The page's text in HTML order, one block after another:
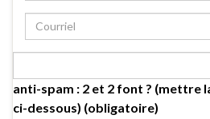
anti-spam : 2 et 2 font ? (mettre
ci-dessous) (obligatoire)